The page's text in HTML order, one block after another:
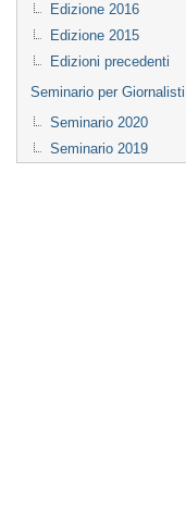
Edizione 2016
Edizione 2015
Edizioni precedenti
Seminario per Giornalisti
Seminario 2020
Seminario 2019